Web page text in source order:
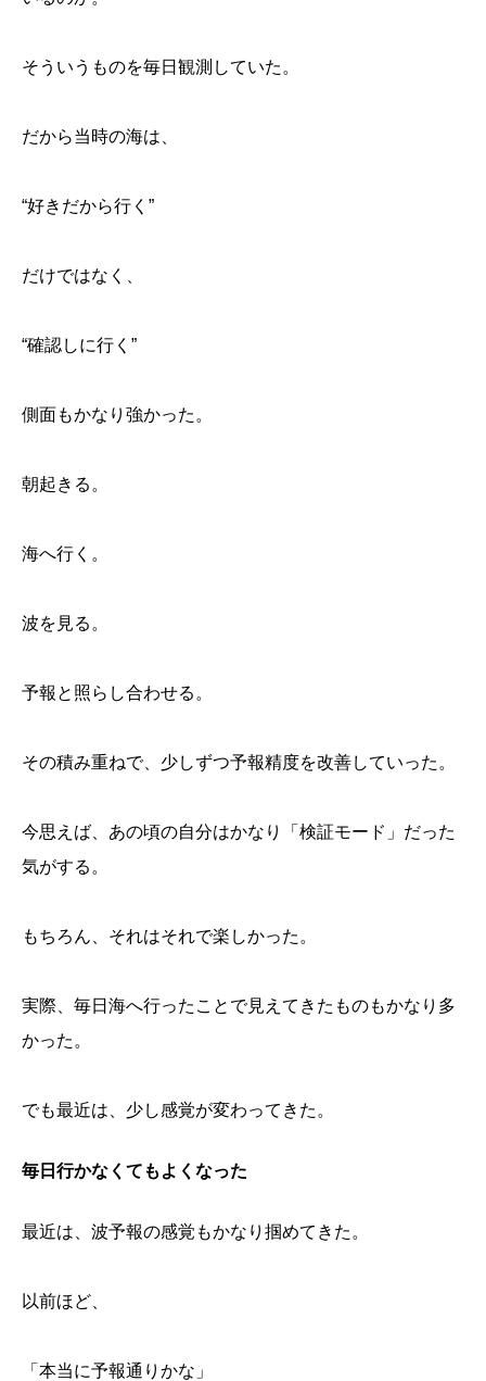
そういうものを毎日観測していた。
だから当時の海は、
“好きだから行く”
だけではなく、
“確認しに行く”
側面もかなり強かった。
朝起きる。
海へ行く。
波を見る。
予報と照らし合わせる。
その積み重ねで、少しずつ予報精度を改善していった。
今思えば、あの頃の自分はかなり「検証モード」だった
気がする。
もちろん、それはそれで楽しかった。
実際、毎日海へ行ったことで見えてきたものもかなり多
かった。
でも最近は、少し感覚が変わってきた。
毎日行かなくてもよくなった
最近は、波予報の感覚もかなり掴めてきた。
以前ほど、
「本当に予報通りかな」